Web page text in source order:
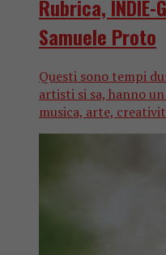
Rubrica, INDIE-
Samuele Proto
Questi sono tempi
artisti si sa, hanno
musica, arte,